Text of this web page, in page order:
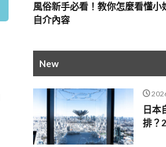
風俗新手必看！教你怎麼看懂小
自介內容
New
日本
排？